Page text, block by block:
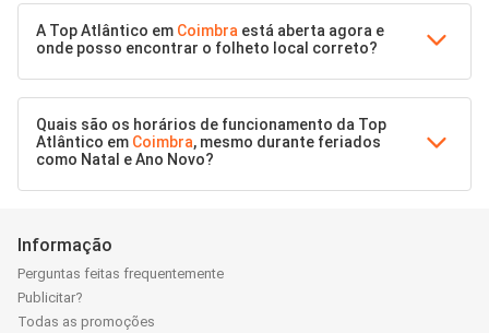
A Top Atlântico em Coimbra está aberta agora e
onde posso encontrar o folheto local correto?
Quais são os horários de funcionamento da Top
Atlântico em Coimbra, mesmo durante feriados
como Natal e Ano Novo?
Informação
Perguntas feitas frequentemente
Publicitar?
Todas as promoções